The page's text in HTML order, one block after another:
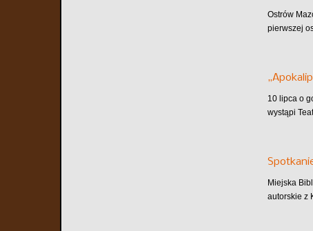
Ostrów
pierwszej
10 lipca o
wystąpi
Miejska
autorskie z